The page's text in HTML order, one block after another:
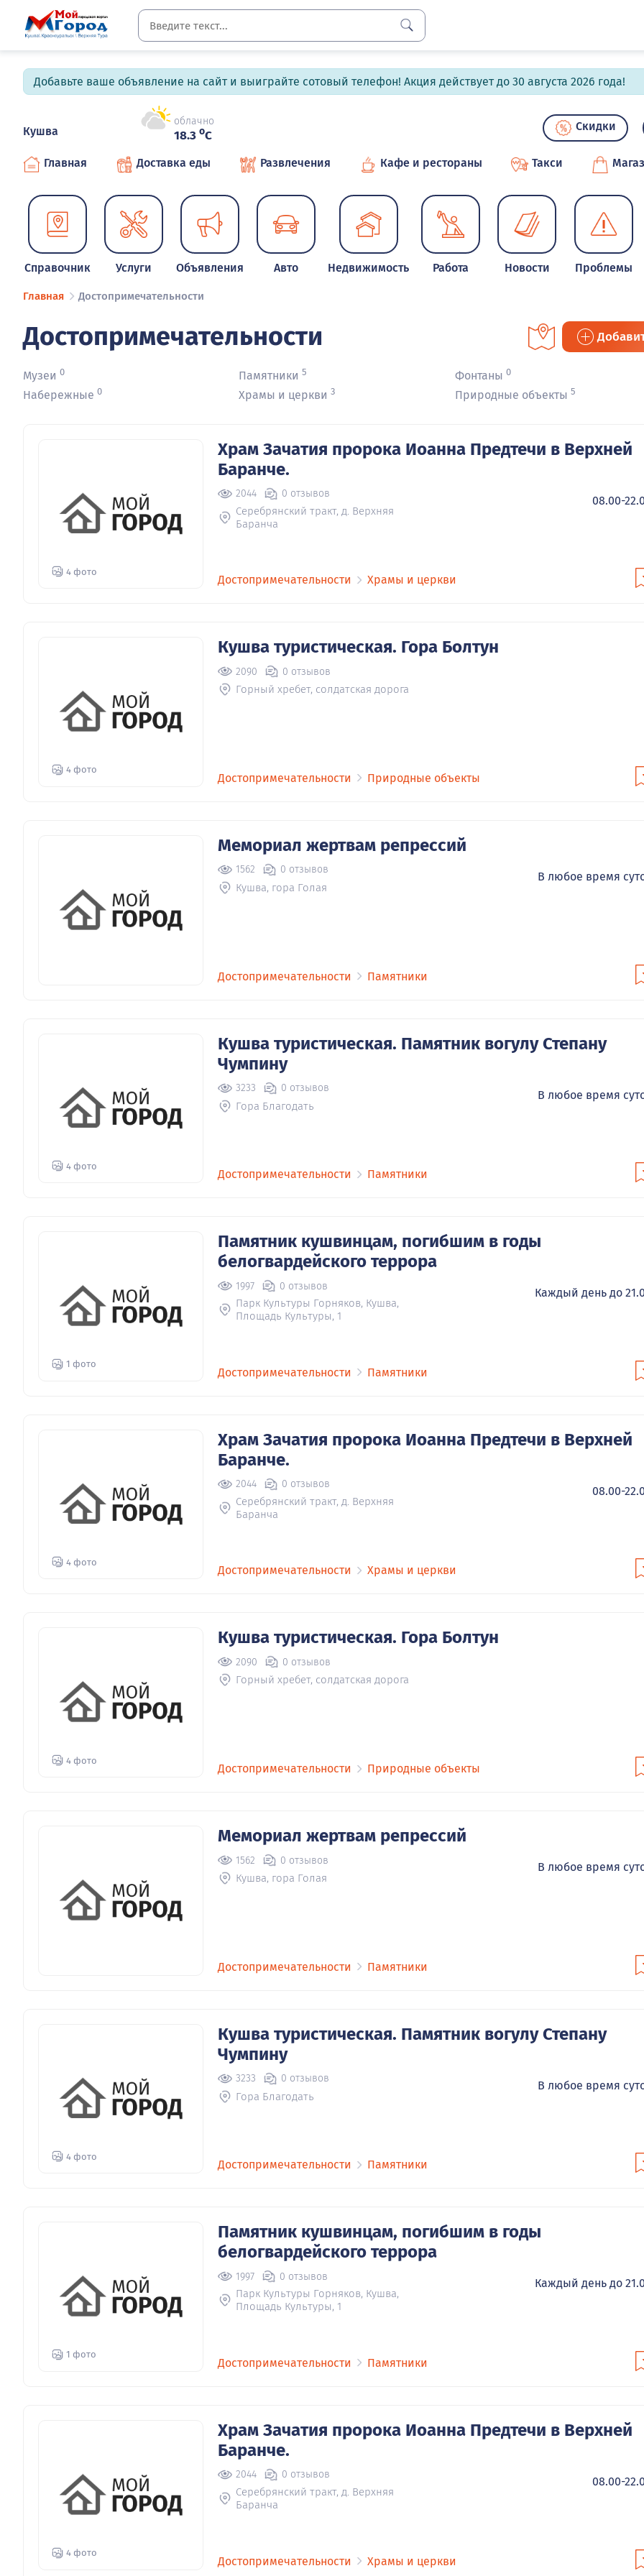
Добавьте ваше объявление на сайт и выиграйте сотовый телефон! Акция действует до 30 августа 2026 года!
Кушва
облачно
18.3 oC
Скидки
Главная Доставка еды Развлечения Кафе и рестораны Такси
Справочник Услуги Объявления Авто Недвижимость Работа Новости Проблемы
Главная Достопримечательности
Достопримечательности
Музеи 0 Памятники 5 Фонтаны 0
Набережные 0 Храмы и церкви 3 Природные объекты 5
4 фото
Храм Зачатия пророка Иоанна Предтечи в Верхней
Баранче.
2044 0 отзывов
Серебрянский тракт, д. Верхняя
Баранча
08.00-
Достопримечательности Храмы и церкви
4 фото
Кушва туристическая. Гора Болтун
2090 0 отзывов
Горный хребет, солдатская дорога
Достопримечательности Природные объекты
Мемориал жертвам репрессий
1562 0 отзывов
Кушва, гора Голая
В любое время
Достопримечательности Памятники
4 фото
Кушва туристическая. Памятник вогулу Степану
Чумпину
3233 0 отзывов
Гора Благодать
В любое время
Достопримечательности Памятники
1 фото
Памятник кушвинцам, погибшим в годы
белогвардейского террора
1997 0 отзывов
Парк Культуры Горняков, Кушва,
Площадь Культуры, 1
Каждый день до
Достопримечательности Памятники
4 фото
Храм Зачатия пророка Иоанна Предтечи в Верхней
Баранче.
2044 0 отзывов
Серебрянский тракт, д. Верхняя
Баранча
08.00-
Достопримечательности Храмы и церкви
4 фото
Кушва туристическая. Гора Болтун
2090 0 отзывов
Горный хребет, солдатская дорога
Достопримечательности Природные объекты
Мемориал жертвам репрессий
1562 0 отзывов
Кушва, гора Голая
В любое время
Достопримечательности Памятники
4 фото
Кушва туристическая. Памятник вогулу Степану
Чумпину
3233 0 отзывов
Гора Благодать
В любое время
Достопримечательности Памятники
1 фото
Памятник кушвинцам, погибшим в годы
белогвардейского террора
1997 0 отзывов
Парк Культуры Горняков, Кушва,
Площадь Культуры, 1
Каждый день до
Достопримечательности Памятники
4 фото
Храм Зачатия пророка Иоанна Предтечи в Верхней
Баранче.
2044 0 отзывов
Серебрянский тракт, д. Верхняя
Баранча
08.00-
Достопримечательности Храмы и церкви